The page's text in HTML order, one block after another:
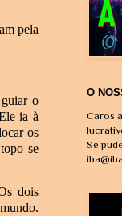
pela
o
ia à
os
se
dois
O
Caros
Se